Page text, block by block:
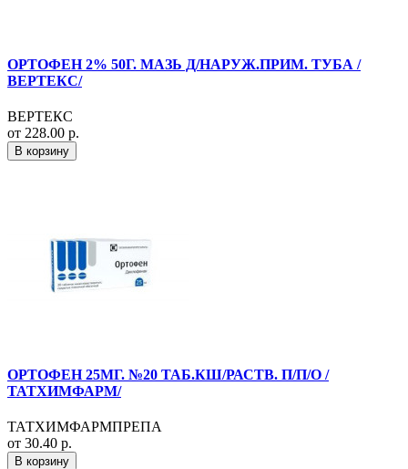
ОРТОФЕН 2% 50Г. МАЗЬ Д/НАРУЖ.ПРИМ. ТУБА /
ВЕРТЕКС/
ВЕРТЕКС
от 228.00 р.
В корзину
ОРТОФЕН 25МГ. №20 ТАБ.КШ/РАСТВ. П/П/О /
ТАТХИМФАРМ/
ТАТХИМФАРМПРЕПА
от 30.40 р.
В корзину